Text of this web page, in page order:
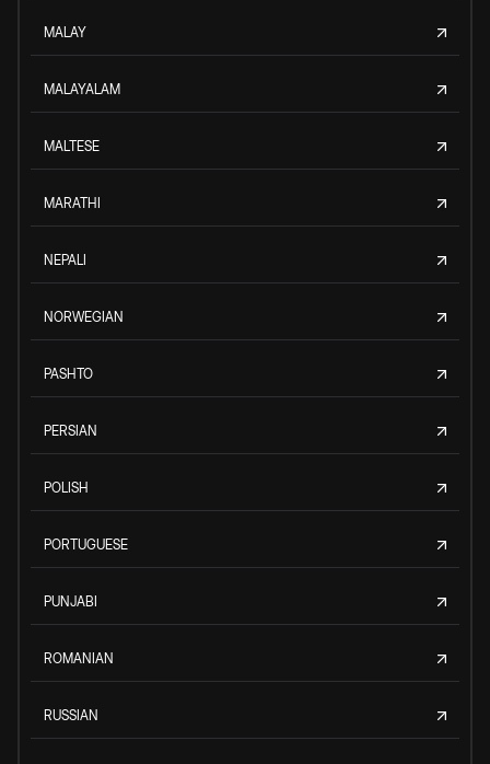
MALAY
MALAYALAM
MALTESE
MARATHI
NEPALI
NORWEGIAN
PASHTO
PERSIAN
POLISH
PORTUGUESE
PUNJABI
ROMANIAN
RUSSIAN